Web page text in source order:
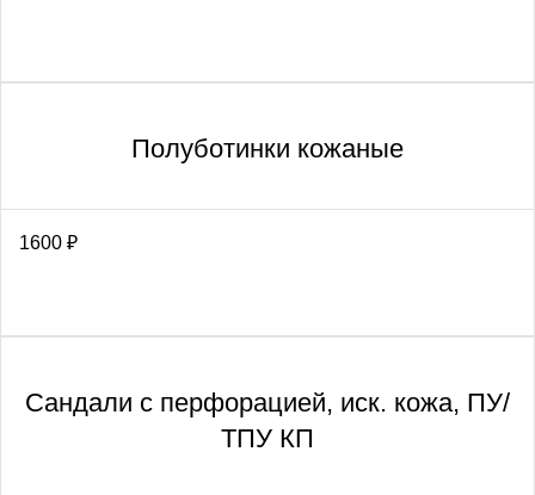
Полуботинки кожаные
1600 ₽
Сандали с перфорацией, иск. кожа, ПУ/
ТПУ КП